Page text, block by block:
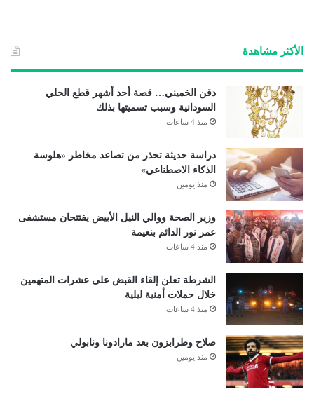
الأكثر مشاهدة
دقن الخميني… قصة أحد أشهر قطع الحلي
السودانية وسبب تسميتها بذلك
منذ 4 ساعات
دراسة حديثة تحذر من تصاعد مخاطر «هلوسة
الذكاء الاصطناعي»
منذ يومين
وزير الصحة ووالي النيل الأبيض يفتتحان مستشفى
عمر نور الدائم بنعيمة
منذ 4 ساعات
الشرطة تعلن إلقاء القبض على عشرات المتهمين
خلال حملات أمنية ليلية
منذ 4 ساعات
صلاح وطرابزون بعد مارادونا ونابولي
منذ يومين